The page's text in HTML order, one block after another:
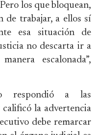
los que bloquean,
de trabajar, a ellos sí
esa situación de
no descarta ir a
escalonada”,
respondió a las
calificó la advertencia
debe remarcar